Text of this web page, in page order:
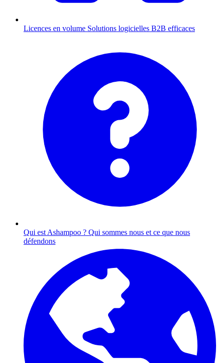
Licences en volume Solutions logicielles B2B efficaces
Qui est Ashampoo ? Qui sommes nous et ce que nous
défendons